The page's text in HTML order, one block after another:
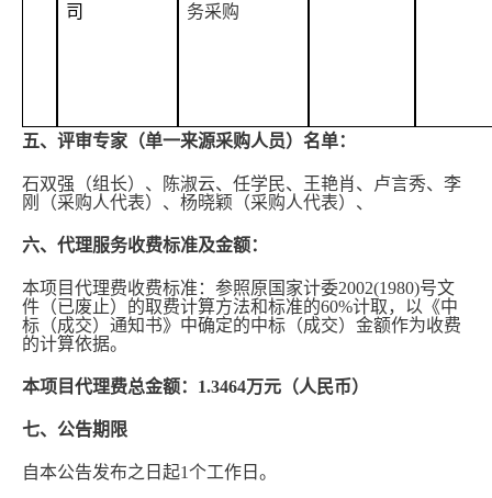
司
务采购
五、评审专家（单一来源采购人员）名单：
石双强（组长）、陈淑云、任学民、王艳肖、卢言秀、李
刚（采购人代表）、杨晓颖（采购人代表）、
六、代理服务收费标准及金额：
本项目代理费收费标准：参照原国家计委2002(1980)号文
件（已废止）的取费计算方法和标准的60%计取，以《中
标（成交）通知书》中确定的中标（成交）金额作为收费
的计算依据。
本项目代理费总金额： 1.3464万元（人民币）
七、公告期限
自本公告发布之日起1个工作日。